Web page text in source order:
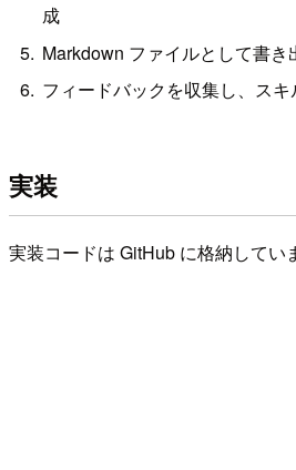
成
Markdown ファイルとして書き
フィードバックを収集し、ス
実装
実装コードは GitHub に格納してい